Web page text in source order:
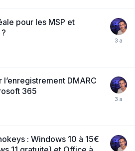
pour les MSP et
DMARC
365
: Windows 10 à 15€